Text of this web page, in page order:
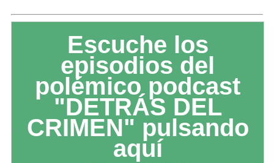
Escuche los
episodios del
polémico podcast
"DETRÁS DEL
CRIMEN" pulsando
aquí